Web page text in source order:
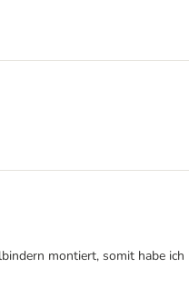
montiert, somit habe